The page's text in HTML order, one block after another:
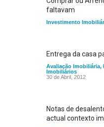
faltavam
Investimento
Entrega da casa
Avaliação Imobiliária,
Imobiliários
30 de Abril, 2012
Notas de
actual contexto